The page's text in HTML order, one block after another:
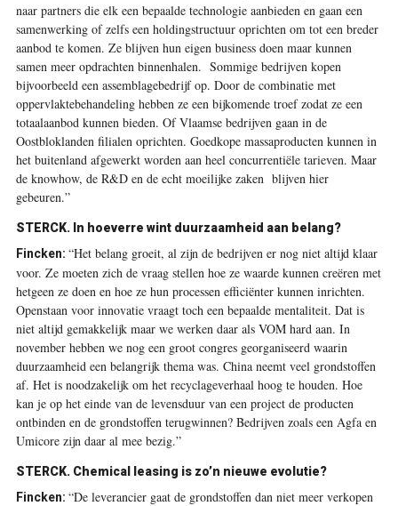
naar partners die elk een bepaalde technologie aanbieden en gaan een
samenwerking of zelfs een holdingstructuur oprichten om tot een breder
aanbod te komen. Ze blijven hun eigen business doen maar kunnen
samen meer opdrachten binnenhalen. Sommige bedrijven kopen
bijvoorbeeld een assemblagebedrijf op. Door de combinatie met
oppervlaktebehandeling hebben ze een bijkomende troef zodat ze een
totaalaanbod kunnen bieden. Of Vlaamse bedrijven gaan in de
Oostbloklanden filialen oprichten. Goedkope massaproducten kunnen in
het buitenland afgewerkt worden aan heel concurrentiële tarieven. Maar
de knowhow, de R&D en de echt moeilijke zaken blijven hier
gebeuren.”
STERCK. In hoeverre wint duurzaamheid aan belang?
Fincken: “Het belang groeit, al zijn de bedrijven er nog niet altijd klaar
voor. Ze moeten zich de vraag stellen hoe ze waarde kunnen creëren met
hetgeen ze doen en hoe ze hun processen efficiënter kunnen inrichten.
Openstaan voor innovatie vraagt toch een bepaalde mentaliteit. Dat is
niet altijd gemakkelijk maar we werken daar als VOM hard aan. In
november hebben we nog een groot congres georganiseerd waarin
duurzaamheid een belangrijk thema was. China neemt veel grondstoffen
af. Het is noodzakelijk om het recyclageverhaal hoog te houden. Hoe
kan je op het einde van de levensduur van een project de producten
ontbinden en de grondstoffen terugwinnen? Bedrijven zoals een Agfa en
Umicore zijn daar al mee bezig.”
STERCK. Chemical leasing is zo’n nieuwe evolutie?
Fincken: “De leverancier gaat de grondstoffen dan niet meer verkopen